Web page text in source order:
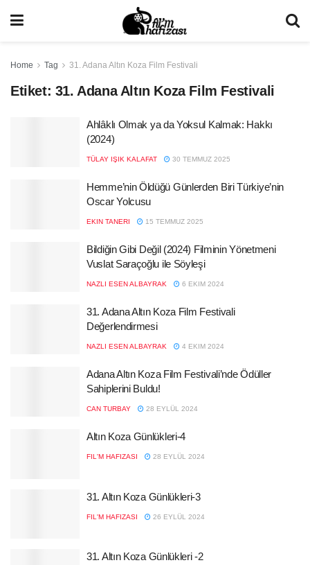
Home Tag 31. Adana Altın Koza Film Festivali
Etiket: 31. Adana Altın Koza Film Festivali
Ahlâklı Olmak ya da Yoksul Kalmak: Hakkı
(2024)
TÜLAY IŞIK KALAFAT 30 TEMMUZ 2025
Hemme’nin Öldüğü Günlerden Biri Türkiye’nin
Oscar Yolcusu
EKIN TANERI 15 TEMMUZ 2025
Bildiğin Gibi Değil (2024) Filminin Yönetmeni
Vuslat Saraçoğlu ile Söyleşi
NAZLI ESEN ALBAYRAK 6 EKIM 2024
31. Adana Altın Koza Film Festivali
Değerlendirmesi
NAZLI ESEN ALBAYRAK 4 EKIM 2024
Adana Altın Koza Film Festivali’nde Ödüller
Sahiplerini Buldu!
CAN TURBAY 28 EYLÜL 2024
Altın Koza Günlükleri-4
FIL'M HAFIZASI 28 EYLÜL 2024
31. Altın Koza Günlükleri-3
FIL'M HAFIZASI 26 EYLÜL 2024
31. Altın Koza Günlükleri -2